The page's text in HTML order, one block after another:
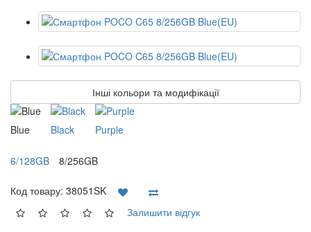
Інші кольори та модифікації
Blue Black Purple
6/128GB 8/256GB
Код товару: 38051SK
Залишити відгук